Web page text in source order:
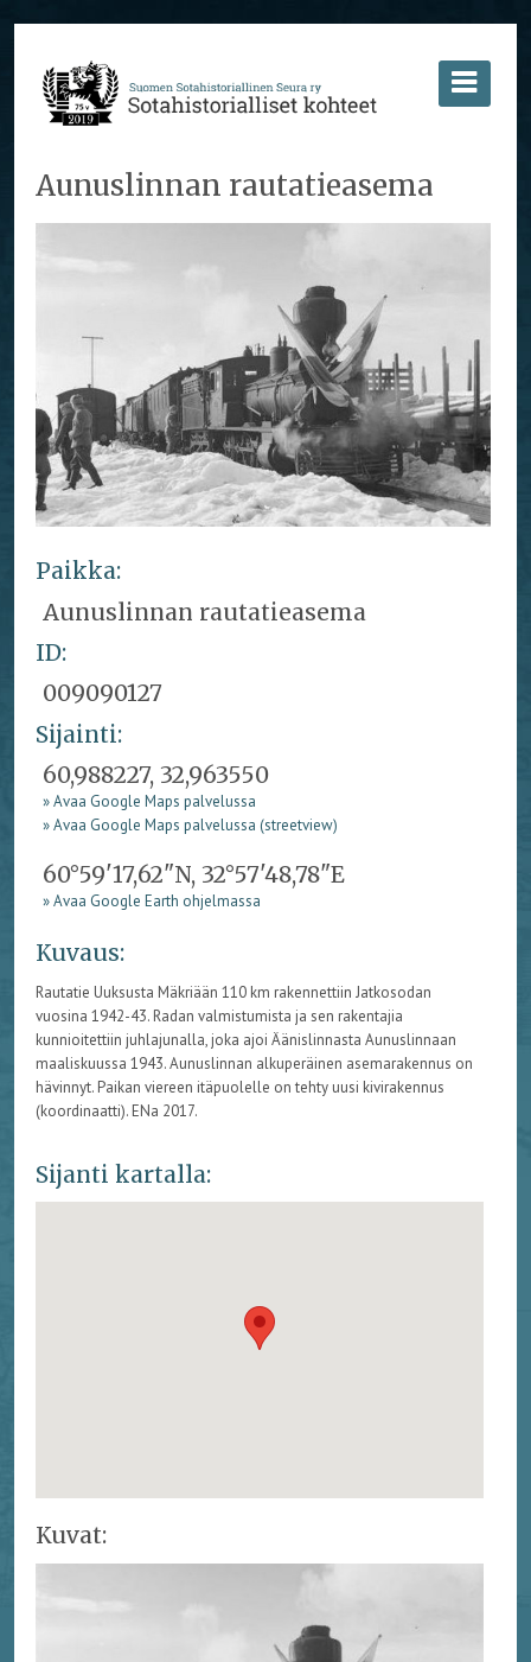
Aunuslinnan rautatieasema
Paikka:
Aunuslinnan rautatieasema
ID:
009090127
Sijainti:
60,988227, 32,963550
» Avaa Google Maps palvelussa
» Avaa Google Maps palvelussa (streetview)
60°59'17,62"N, 32°57'48,78"E
» Avaa Google Earth ohjelmassa
Kuvaus:
Rautatie Uuksusta Mäkriään 110 km rakennettiin Jatkosodan
vuosina 1942-43. Radan valmistumista ja sen rakentajia
kunnioitettiin juhlajunalla, joka ajoi Äänislinnasta Aunuslinnaan
maaliskuussa 1943. Aunuslinnan alkuperäinen asemarakennus on
hävinnyt. Paikan viereen itäpuolelle on tehty uusi kivirakennus
(koordinaatti). ENa 2017.
Sijanti kartalla:
Kuvat: